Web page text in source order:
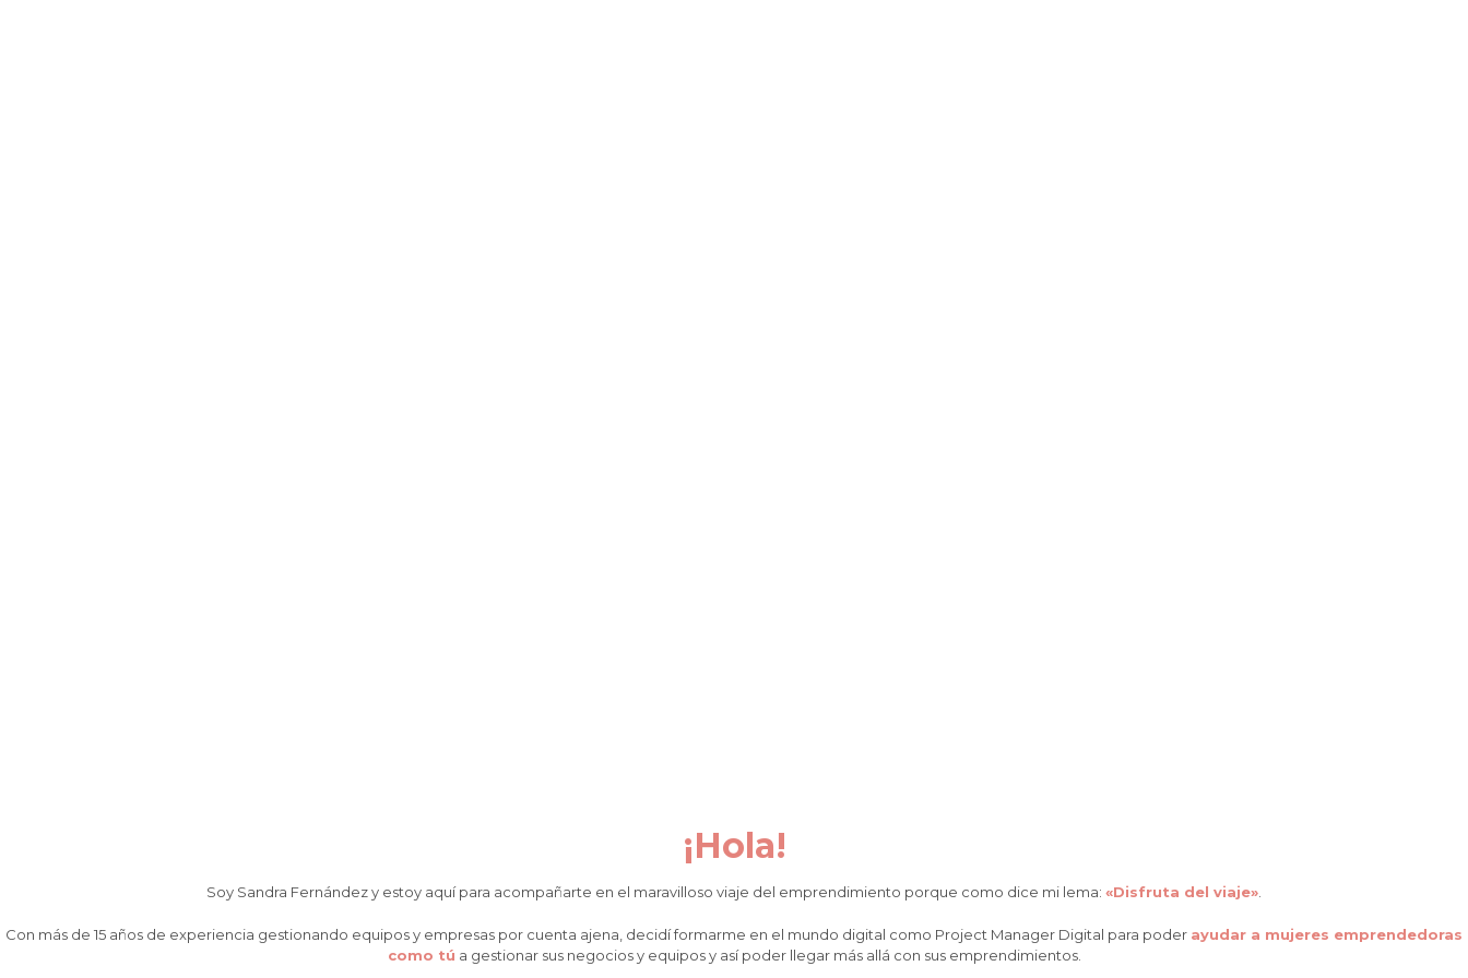
¡Hola!
Soy Sandra Fernández y estoy aquí para acompañarte en el maravilloso viaje del emprendimiento porque como dice mi lema: «Disfruta del viaje»
Con más de 15 años de experiencia gestionando equipos y empresas por cuenta ajena, decidí formarme en el mundo digital como Project Manager Digital para poder ayudar a mujeres emprendedoras
como tú a gestionar sus negocios y equipos y así poder llegar más allá con sus emprendimientos.